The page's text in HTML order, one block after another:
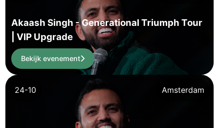
Akaash Singh - Generational Triumph Tour
| VIP Upgrade
Bekijk evenement
Amsterdam
24-10